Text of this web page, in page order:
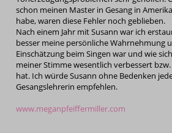
schon meinen Master in Gesang in
habe, waren diese Fehler noch geblieben.
Nach einem Jahr mit Susann war ich
besser meine persönliche Wahrnehmung
Einschätzung beim Singen war und wie
meiner Stimme wesentlich verbessert
hat. Ich würde Susann ohne Bedenken
Gesangslehrerin empfehlen.
www.meganpfeiffermiller.com